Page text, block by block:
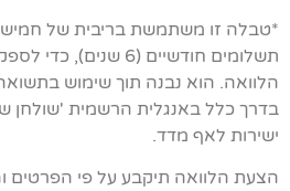
תשלומים חודשיים (6
הלוואה. הוא נבנה תוך שימוש
בדרך כלל באנגלית הרשמית 'שולחן
ישירות לאף מדד.
הצעת הלוואה תיקבע על פי הפרטים